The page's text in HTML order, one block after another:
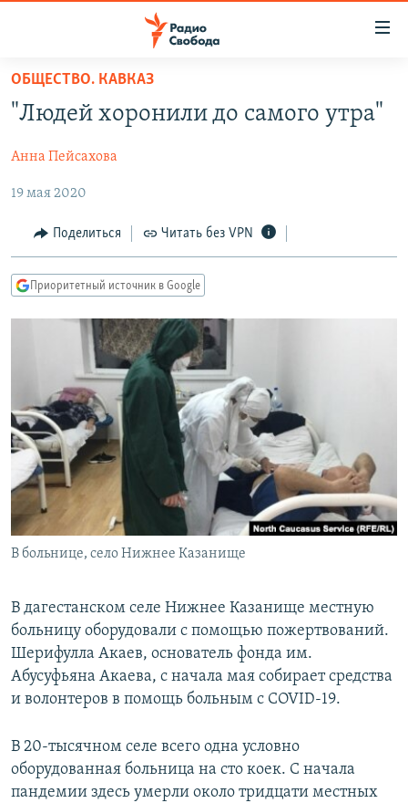
упрощенного
доступа
содержанию
Вернутся
главной
навигации
Вернутся
ПРОГРАММЫ
ПОДКАСТЫ
АВТОРСКИЕ ПРОЕКТЫ
ЦИТАТЫ СВОБОДЫ
МНЕНИЯ
КУЛЬТУРА
IDEL.РЕАЛИИ
КАВКАЗ.РЕАЛИИ
СЕВЕР.РЕАЛИИ
СИБИРЬ.РЕАЛИИ
РАСПИСАНИЕ ВЕЩАНИЯ
ПОДПИШИТЕСЬ НА РАССЫЛКУ
СОЦИАЛЬНЫЕ СЕТИ
Все сайты РСЕ/РС
ОБЩЕСТВО. КАВКАЗ
"Людей хоронили до самого утра"
Анна Пейсахова
19 мая 2020
Поделиться Читать без VPN
Приоритетный источник в Google
В больнице, село Нижнее Казанище
В дагестанском селе Нижнее Казанище местную
больницу оборудовали с помощью пожертвований.
Шерифулла Акаев, основатель фонда им.
Абусуфьяна Акаева, с начала мая собирает средства
и волонтеров в помощь больным с COVID-19.
В 20-тысячном селе всего одна условно
оборудованная больница на сто коек. С начала
пандемии здесь умерли около тридцати местных